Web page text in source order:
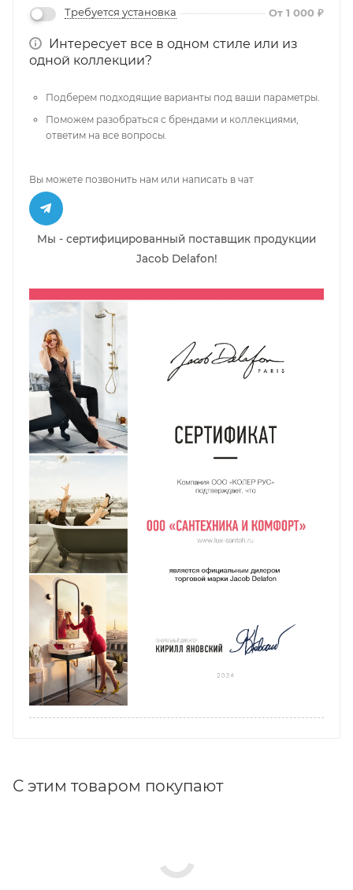
Требуется установка От 1 000 ₽
Интересует все в одном стиле или из
одной коллекции?
Подберем подходящие варианты под ваши параметры.
Поможем разобраться с брендами и коллекциями,
ответим на все вопросы.
Вы можете позвонить нам или написать в чат
Мы - сертифицированный поставщик продукции
Jacob Delafon!
С этим товаром покупают